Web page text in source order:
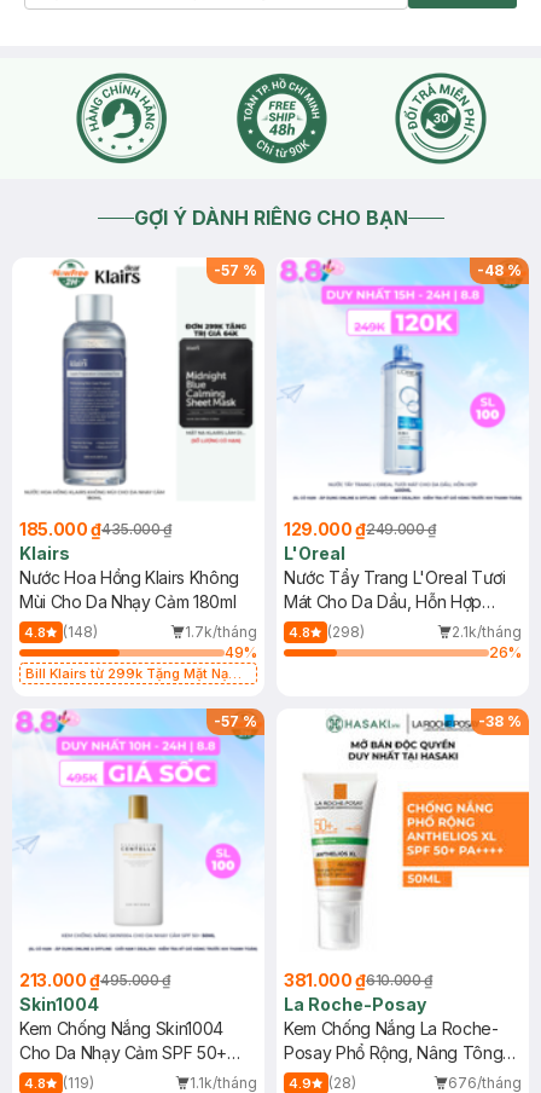
GỢI Ý DÀNH RIÊNG CHO BẠN
-57 %
185.000 ₫435.000 ₫
Klairs
Nước Hoa Hồng Klairs Không
Mùi Cho Da Nhạy Cảm 180ml
4.8 (148)
1.7k/tháng
49%
Bill Klairs từ 299k Tặng Mặt Nạ
25ml (SL Có Hạn)
-48%
129.000 ₫249.000 ₫
L'Oreal
Nước Tẩy Trang L'Oreal Tươi
Mát Cho Da Dầu, Hỗn Hợp
400ml
4.8 (298)
2.1k/tháng
26%
-57%
213.000 ₫495.000 ₫
Skin1004
Kem Chống Nắng Skin1004
Cho Da Nhạy Cảm SPF 50+
50ml
4.8 (119)
1.1k/tháng
-38 %
381.000 ₫610.000 ₫
La Roche-Posay
Kem Chống Nắng La Roche-
Posay Phổ Rộng, Nâng Tông
Kiềm Dầu 50ml
4.9 (28)
676/tháng